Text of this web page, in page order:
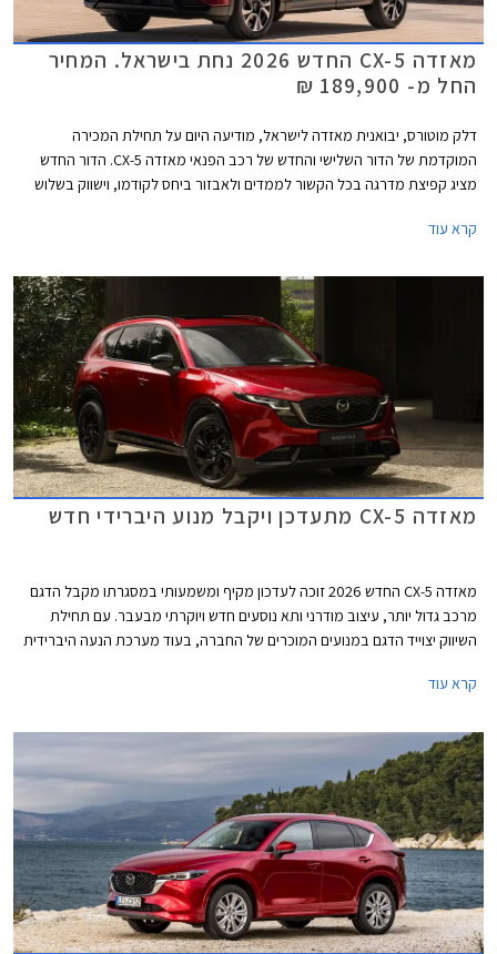
מאזדה CX-5 החדש 2026 נחת בישראל. המחיר
החל מ- 189,900 ₪
דלק מוטורס, יבואנית מאזדה לישראל, מודיעה היום על תחילת המכירה
המוקדמת של הדור השלישי והחדש של רכב הפנאי מאזדה CX-5. הדור החדש
מציג קפיצת מדרגה בכל הקשור לממדים ולאבזור ביחס לקודמו, וישווק בשלוש
הרכבים הראשונים צפויים להגיע לאולמות התצוגה בחודש מאי הקרוב, אז יחלו
קרא עוד
מאזדה CX-5 מתעדכן ויקבל מנוע היברידי חדש
מאזדה CX-5 החדש 2026 זוכה לעדכון מקיף ומשמעותי במסגרתו מקבל הדגם
מרכב גדול יותר, עיצוב מודרני ותא נוסעים חדש ויוקרתי מבעבר. עם תחילת
השיווק יצוייד הדגם במנועים המוכרים של החברה, בעוד מערכת הנעה היברידית
טוסון.
קרא עוד